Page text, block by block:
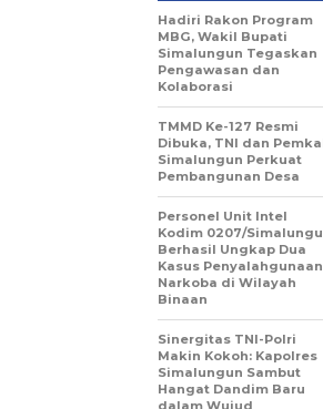
Hadiri Rakon Program
MBG, Wakil Bupati
Simalungun Tegaskan
Pengawasan dan
Kolaborasi
TMMD Ke-127 Resmi
Dibuka, TNI dan
Simalungun Perkuat
Pembangunan Desa
Personel Unit Intel
Kodim 0207/
Berhasil Ungkap Dua
Kasus Penyalahgunaan
Narkoba di Wilayah
Binaan
Sinergitas TNI-Polri
Makin Kokoh: Kapolres
Simalungun Sambut
Hangat Dandim Baru
dalam Wujud